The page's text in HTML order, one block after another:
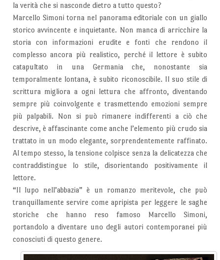
la verità che si nasconde dietro a tutto questo?
Marcello Simoni torna nel panorama editoriale con un giallo
storico avvincente e inquietante. Non manca di arricchire la
storia con informazioni erudite e fonti che rendono il
complesso ancora più realistico, perché il lettore è subito
catapultato in una Germania che, nonostante sia
temporalmente lontana, è subito riconoscibile. Il suo stile di
scrittura migliora a ogni lettura che affronto, diventando
sempre più coinvolgente e trasmettendo emozioni sempre
più palpabili. Non si può rimanere indifferenti a ciò che
descrive, è affascinante come anche l’elemento più crudo sia
trattato in un modo elegante, sorprendentemente raffinato.
Al tempo stesso, la tensione colpisce senza la delicatezza che
contraddistingue lo stile, disorientando positivamente il
lettore.
“Il lupo nell’abbazia” è un romanzo meritevole, che può
tranquillamente servire come apripista per leggere le saghe
storiche che hanno reso famoso Marcello Simoni,
portandolo a diventare uno degli autori contemporanei più
conosciuti di questo genere.